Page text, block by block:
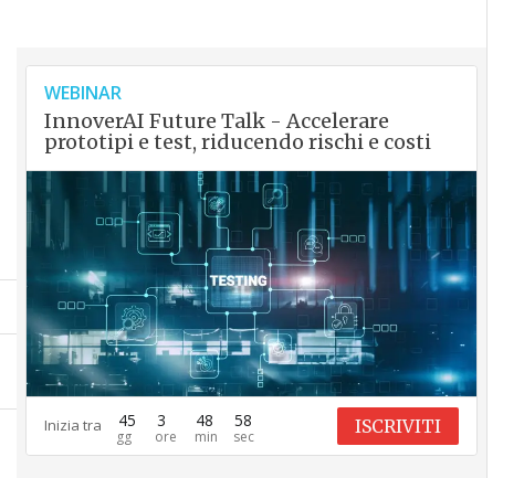
WEBINAR
InnoverAI Future Talk - Accelerare
prototipi e test, riducendo rischi e costi
Inizia tra 45 3 48 57 ISCRIVITI